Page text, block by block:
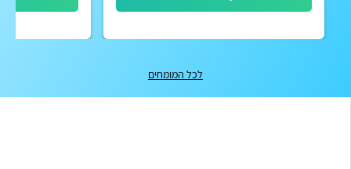
לכל המומחים